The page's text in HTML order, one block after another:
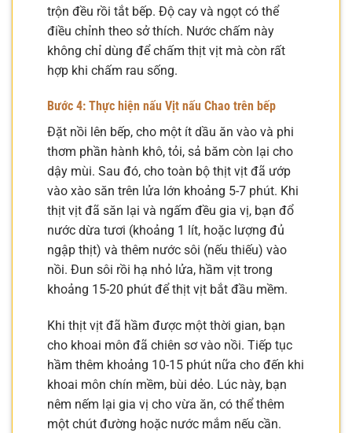
trộn đều rồi tắt bếp. Độ cay và ngọt có thể
điều chỉnh theo sở thích. Nước chấm này
không chỉ dùng để chấm thịt vịt mà còn rất
hợp khi chấm rau sống.
Bước 4: Thực hiện nấu Vịt nấu Chao trên bếp
Đặt nồi lên bếp, cho một ít dầu ăn vào và phi
thơm phần hành khô, tỏi, sả băm còn lại cho
dậy mùi. Sau đó, cho toàn bộ thịt vịt đã ướp
vào xào săn trên lửa lớn khoảng 5-7 phút. Khi
thịt vịt đã săn lại và ngấm đều gia vị, bạn đổ
nước dừa tươi (khoảng 1 lít, hoặc lượng đủ
ngập thịt) và thêm nước sôi (nếu thiếu) vào
nồi. Đun sôi rồi hạ nhỏ lửa, hầm vịt trong
khoảng 15-20 phút để thịt vịt bắt đầu mềm.
Khi thịt vịt đã hầm được một thời gian, bạn
cho khoai môn đã chiên sơ vào nồi. Tiếp tục
hầm thêm khoảng 10-15 phút nữa cho đến khi
khoai môn chín mềm, bùi dẻo. Lúc này, bạn
nêm nếm lại gia vị cho vừa ăn, có thể thêm
một chút đường hoặc nước mắm nếu cần.